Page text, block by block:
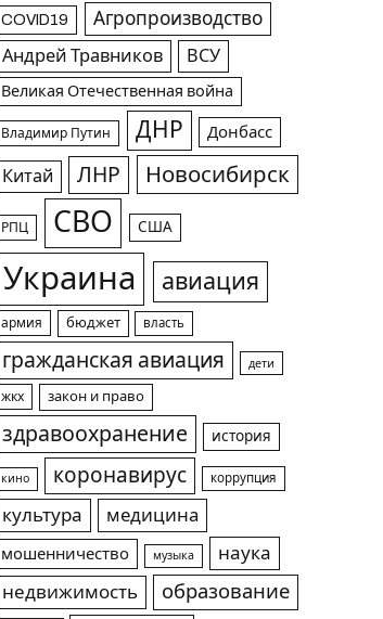
COVID19 Агропроизводство
Андрей Травников ВСУ
Великая Отечественная война
Владимир Путин ДНР Донбасс
Китай ЛНР Новосибирск
РПЦ СВО США
Украина авиация
армия бюджет власть
гражданская авиация дети
жкх закон и право
здравоохранение история
кино коронавирус коррупция
культура медицина
мошенничество музыка
наука
недвижимость
образование